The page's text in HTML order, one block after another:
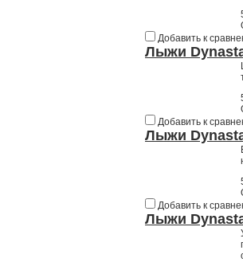
Добавить к
Лыжи
Добавить к
Лыжи
Добавить к
Лыжи